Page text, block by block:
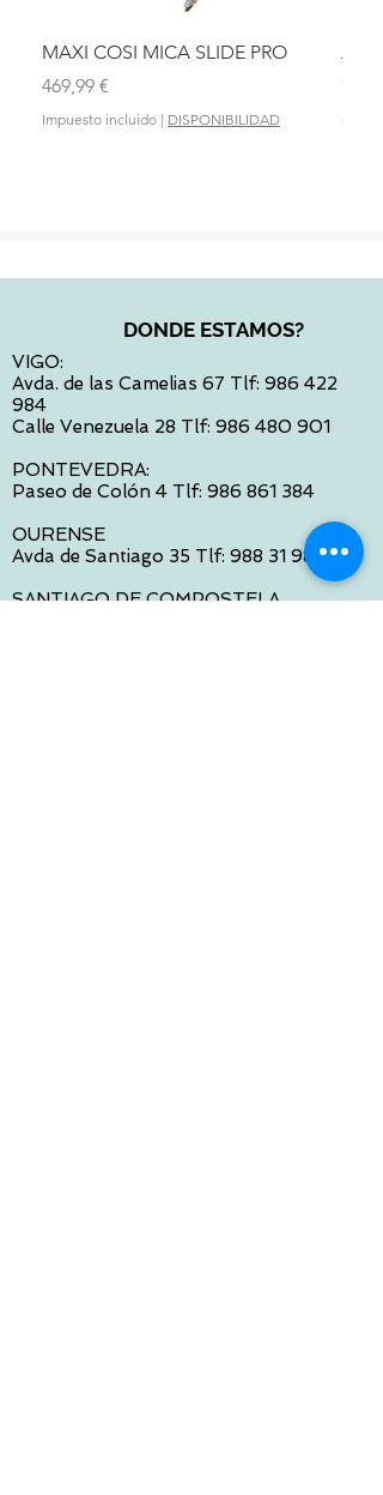
MAXI COSI MICA SLIDE PRO
Precio
469,99 €
Impuesto incluido | DISPONIBILIDAD
DONDE ESTAMOS?
VIGO:
Avda. de las Camelias 67 Tlf: 986 422
984
Calle Venezuela 28 Tlf: 986 480 901
PONTEVEDRA:
Paseo de Colón 4 Tlf: 986 861 384
OURENSE
Avda de Santiago 35 Tlf: 988 31 98 26
SANTIAGO DE COMPOSTELA